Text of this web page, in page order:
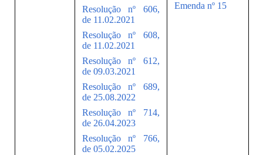
Resolução nº 606,
de 11.02.2021
Resolução nº 608,
de 11.02.2021
Resolução nº 612,
de 09.03.2021
Resolução nº 689,
de 25.08.2022
Resolução nº 714,
de 26.04.2023
Resolução nº 766,
de 05.02.2025
Emenda nº 15